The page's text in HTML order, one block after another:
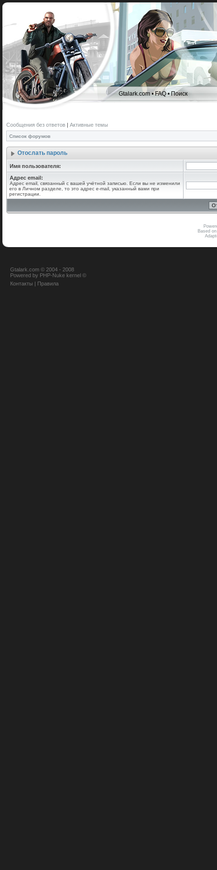
Gtalark.com •FAQ•Поиск
Сообщения без ответов | Активные темы
Список форумов
Отослать пароль
Имя пользователя:
Адрес email:
Адрес email, связанный с вашей учётной записью. Если вы не изменили
его в Личном разделе, то это адрес e-mail, указанный вами при
регистрации.
Based
Gtalark.com © 2004 - 2008
Powered by PHP-Nuke kernel ©
Контакты | Правила